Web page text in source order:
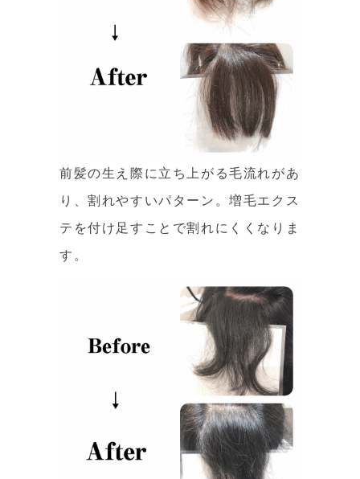
前髪の生え際に立ち上がる毛流れがあ
り、割れやすいパターン。増毛エクス
テを付け足すことで割れにくくなりま
す。